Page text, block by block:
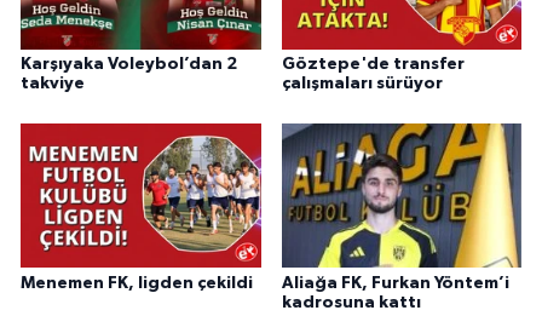
Karşıyaka Voleybol’dan 2
takviye
Göztepe'de transfer
çalışmaları sürüyor
Menemen FK, ligden çekildi
Aliağa FK, Furkan Yöntem’i
kadrosuna kattı